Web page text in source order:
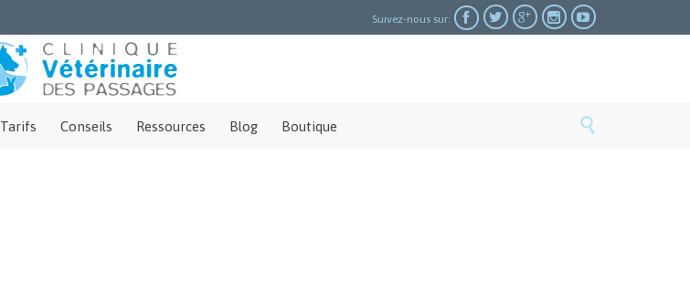
Suivez-nous sur:     
to
Tarifs Conseils Ressources Blog Boutique 